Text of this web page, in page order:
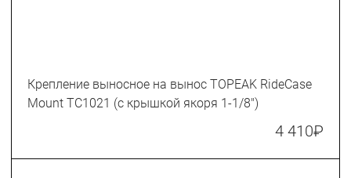
Крепление выносное на вынос TOPEAK RideCase
Mount TC1021 (с крышкой якоря 1-1/8")
4 410₽